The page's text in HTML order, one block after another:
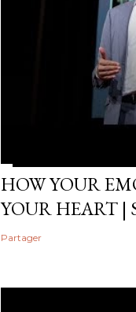
HOW YOUR
YOUR HEART |
Partager